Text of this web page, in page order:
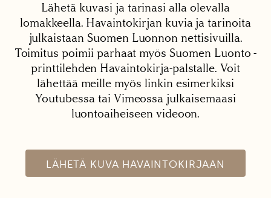
Lähetä kuvasi ja tarinasi alla olevalla
lomakkeella. Havaintokirjan kuvia ja tarinoita
julkaistaan Suomen Luonnon nettisivuilla.
Toimitus poimii parhaat myös Suomen Luonto -
printtilehden Havaintokirja-palstalle. Voit
lähettää meille myös linkin esimerkiksi
Youtubessa tai Vimeossa julkaisemaasi
luontoaiheiseen videoon.
LÄHETÄ KUVA HAVAINTOKIRJAAN